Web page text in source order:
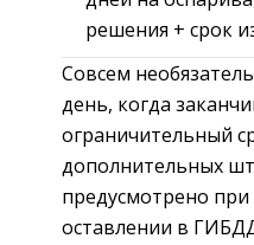
решения + срок
Совсем
день, когда
ограничительный
дополнительных
предусмотрено
оставлении в